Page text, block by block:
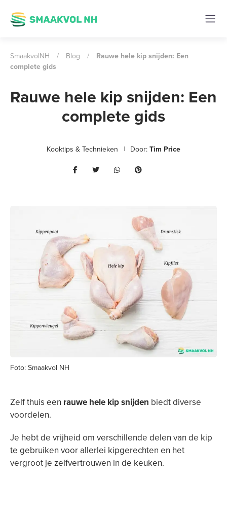
SmaakvolNH / Blog /
Rauwe hele kip snijden: Een
complete gids
Foto: Smaakvol NH
Rauwe hele kip snijden: Een
complete gids
Kooktips & Technieken Door:Tim Price
Zelf thuis een rauwe hele kip snijden biedt diverse
voordelen.
Je hebt de vrijheid om verschillende delen van de kip
te gebruiken voor allerlei kipgerechten en het
vergroot je zelfvertrouwen in de keuken.